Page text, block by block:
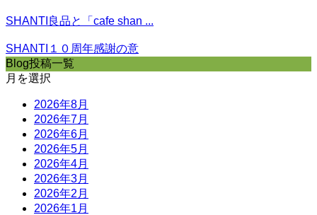
SHANTI良品と「cafe shan ...
SHANTI１０周年感謝の意
Blog投稿一覧
月を選択
2026年8月
2026年7月
2026年6月
2026年5月
2026年4月
2026年3月
2026年2月
2026年1月